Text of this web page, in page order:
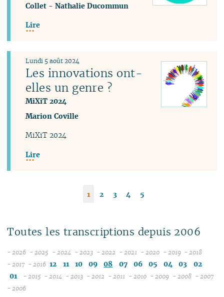
Collet -Nathalie Ducommun
Lire
Les innovations ont-
elles un genre ?
MiXiT 2024
Lundi 5 août 2024
Marion Coville
MiXiT 2024
Lire
1 2 3 4 5
Toutes les transcriptions depuis 2006
- 2026 - 2025
12
- 2024
12
- 2023
12
- 2022
12
- 2021
12
- 2020
12
- 2019
12
11
- 2018
- 2017 - 2016 12 11 10 09 08 07 06 05 04 03
02
01
- 2015 - 2014 - 2013 - 2012 - 2011 - 2010 - 2009 - 2008 - 2007
- 2006